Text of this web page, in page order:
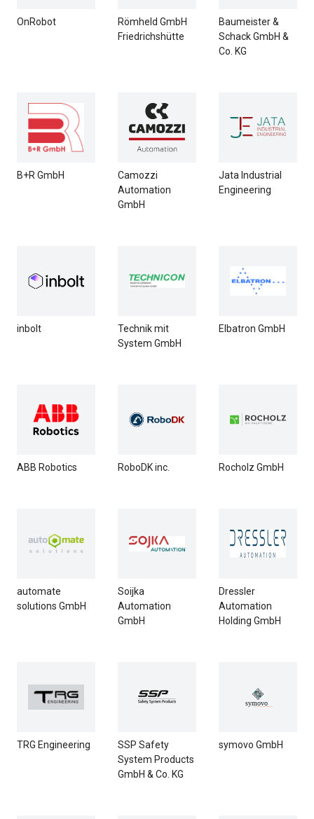
OnRobot
Römheld GmbH
Friedrichshütte
Baumeister &
Schack GmbH &
Co. KG
B+R GmbH
Camozzi
Automation
GmbH
Jata Industrial
Engineering
inbolt
Technik mit
System GmbH
Elbatron GmbH
ABB Robotics RoboDK inc. Rocholz GmbH
automate
solutions GmbH
Soijka
Automation
GmbH
Dressler
Automation
Holding GmbH
TRG Engineering
SSP Safety
System Products
GmbH & Co. KG
symovo GmbH